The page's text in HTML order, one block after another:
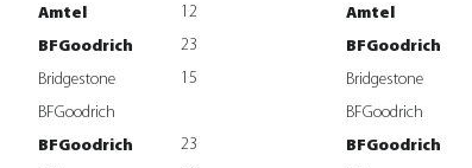
Amtel
12
BFGoodrich
23
Bridgestone
15
BFGoodrich
BFGoodrich
23
Amtel
BFGoodrich
Bridgestone
BFGoodrich
BFGoodrich